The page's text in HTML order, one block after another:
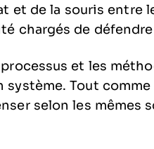
et de la souris entre
chargés de
et les
Tout comme
selon les mêmes